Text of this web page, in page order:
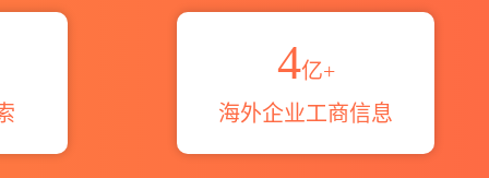
4亿+
海外企业工商信息